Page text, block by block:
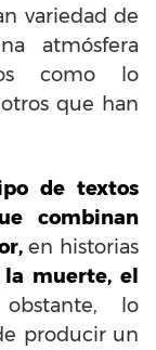
variedad de
atmósfera
como lo
que han
de textos
combinan
en historias
muerte, el
lo
producir un